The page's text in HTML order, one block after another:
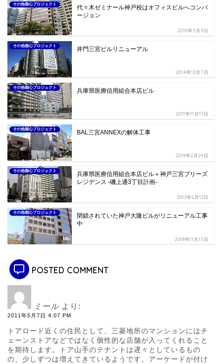
その他都心プロジェクト
代々木ゼミナール神戸校はオフィスビルへコンバ
ージョン
2016年5月5日
その他都心プロジェクト 井門三宮ビルリニューアル
2014年12月7日
その他都心プロジェクト 兵庫県医療信用組合本店ビル
2011年11月13日
その他都心プロジェクト BAL三宮ANNEXの解体工事
2016年2月24日
その他都心プロジェクト
兵庫県医療信用組合本店ビル＋神戸三宮ブリーズ
レジデンス -磯上通3丁目計画-
2013年2月12日
その他都心プロジェクト
閉鎖されていた神戸大隆ビルがリニューアル工事
中
2018年11月15日
POSTED COMMENT
ミール より:
2011年5月7日 4:07 PM
トアロード近くの住民として、三菱地所のマンションにはチ
ェーンストアなどではなく個性的な店舗が入ってくれること
を期待します。トア山手のテナントは遅々としているもの
の、少しずつは増えてきているようです。アーケードが付け